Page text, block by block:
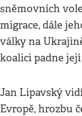
sněmovních
migrace, dále
války na
koalici padne
Jan Lipavský
Evropě, hrozbu